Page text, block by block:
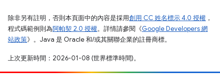
除非另有註明，否則本頁面中的內容是採用創用 CC 姓名標示 4.0 授權 ，
程式碼範例則為阿帕契 2.0 授權。詳情請參閱《Google Developers 網
站政策》。Java 是 Oracle 和/或其關聯企業的註冊商標。
上次更新時間：2026-01-08 (世界標準時間)。